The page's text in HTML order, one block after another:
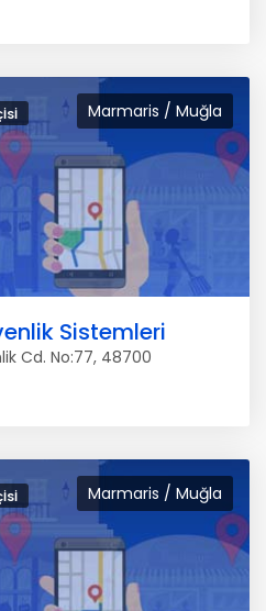
Marmaris / Muğla
Sistemleri
Cd. No:77, 48700
Marmaris / Muğla